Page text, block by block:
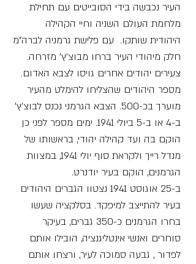
העיר נכבשה בידי הסובייטים עם תחילת
מלחמת העולם השניה וחיי הקהילה
היהודית שותקו. עם פלישת גרמניה לברה"מ
חלק מיהודי העיר ברחו מבוצ'ץ' מזרחה.
צעירים יהודים אחרים גויסו לצבא האדום.
מספר היהודים שהצליחו להימלט מהעיר
מוערך בכ-500. הצבא הגרמני נכנס לבוצ'ץ'
ב-4 או ב-5 ביולי 1941. ימים מספר לפני כן
הוקם בה ועד קהילה יהודי, בראשותו של
מנדל רייך ולקראת סוף יולי 1941, במצוות
הגרמנים, הוקם בעיר יודנרט.
ב-25 אוגוסט 1941 נצטוו הגברים היהודים
בעיר להתייצב למיפקד. בסלקציה שעשו
בחרו הגרמנים כ-350 גברים, בעיקר
סוחרים ואנשי אינטליגנציה, הובילו אותם
לפדור , גבעה סמוכה לעיר, ורצחו אותם